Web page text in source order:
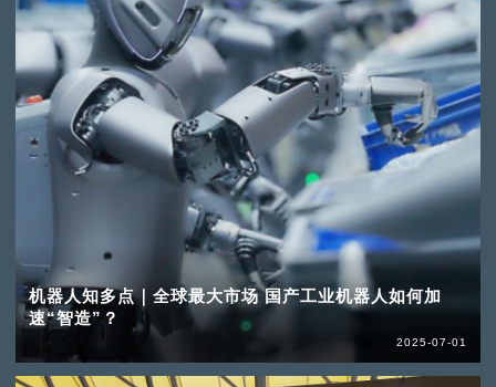
机器人知多点｜全球最大市场 国产工业机器人如何加
速“智造”？
2025-07-01